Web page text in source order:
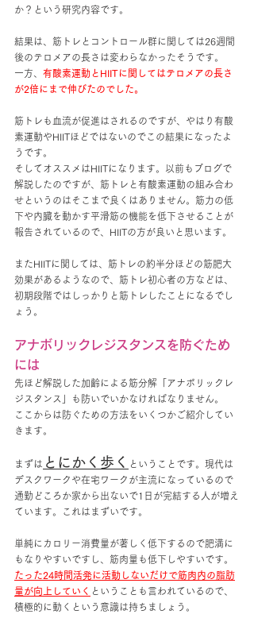
か？という研究内容です。
結果は、筋トレとコントロール群に関しては26週間
後のテロメアの長さは変わらなかったそうです。
一方、 有酸素運動とHIITに関してはテロメアの長さ
が2倍にまで伸びたのでした。
筋トレも血流が促進はされるのですが、やはり有酸
素運動やHIITほどではないのでこの結果になったよ
うです。
そしてオススメはHIITになります。以前もブログで
解説したのですが、筋トレと有酸素運動の組み合わ
せというのはそこまで良くはありません。筋力の低
下や内臓を動かす平滑筋の機能を低下させることが
報告されているので、HIITの方が良いと思います。
またHIITに関しては、筋トレの約半分ほどの筋肥大
効果があるようなので、筋トレ初心者の方などは、
初期段階ではしっかりと筋トレしたことになるでし
ょう。
アナボリックレジスタンスを防ぐため
には
先ほど解説した加齢による筋分解「アナボリックレ
ジスタンス」も防いでいかなければなりません。
ここからは防ぐための方法をいくつかご紹介してい
きます。
まずは とにかく歩く
ということです。現代は
デスクワークや在宅ワークが主流になっているので
通勤どころか家から出ないで1日が完結する人が増え
ています。これはまずいです。
単純にカロリー消費量が著しく低下するので肥満に
もなりやすいですし、筋肉量も低下しやすいです。
たった24時間活発に活動しないだけで筋肉内の脂肪
量が向上していく ということも言われているので、
積極的に動くという意識は持ちましょう。